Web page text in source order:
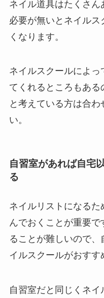
ネイル道具はたくさ
必要が無いとネイル
くなります。
ネイルスクールによっ
てくれるところもあ
と考えている方は合
い。
自習室があれば自宅
る
ネイルリストになる
んでおくことが重要
ることが難しいので
イルスクールがおすす
自習室だと同じくネ